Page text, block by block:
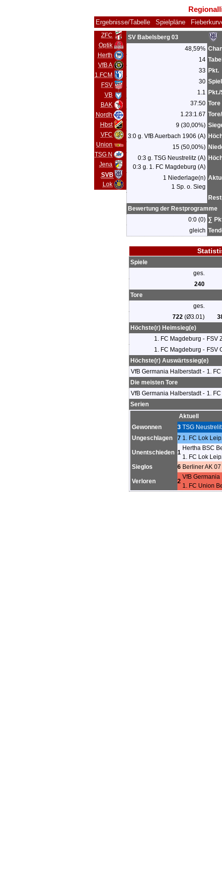
Ergebnisse/Tabelle Spielpläne
ZFC
Optik
Herth
VfB A
1.FCM
FSV
VB
BAK
Nordh
Hbst
VFC
Union
TSG N
Jena
SVB
Lok
SV Babelsberg 03
48,59%
14
33 Pkt.
30
1.1
37:50 Tore
1.23:1.67
9 (30,00%)
3:0 g. VfB Auerbach 1906 (A)
15 (50,00%)
0:3 g. TSG Neustrelitz (A)
0:3 g. 1. FC Magdeburg (A)
1 Niederlage(n)
1 Sp. o. Sieg
Bewertung der Restprogramme
0:0 (0) ∑
gleich
Spiele
ges.
240
Tore
ges.
722(Ø3.01)
Höchste(r) Heimsieg(e)
1. FC Magdeburg - FSV
1. FC Magdeburg - FSV
Höchste(r) Auswärtssieg(e)
VfB Germania Halberstadt - 1.
Die meisten Tore
VfB Germania Halberstadt - 1.
Serien
Aktuell
Gewonnen
3 TSG
Ungeschlagen
7 1. FC Lok
Unentschieden 1
Hertha BSC
1. FC Lok
Sieglos
6 Berliner AK 07
Verloren 2
VfB
1. FC Union